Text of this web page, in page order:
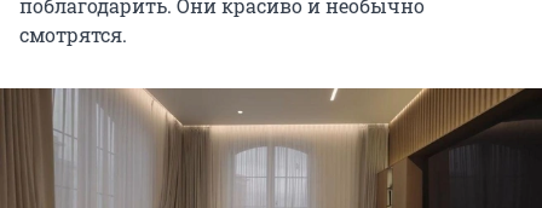
поблагодарить. Они красиво и необычно
смотрятся.